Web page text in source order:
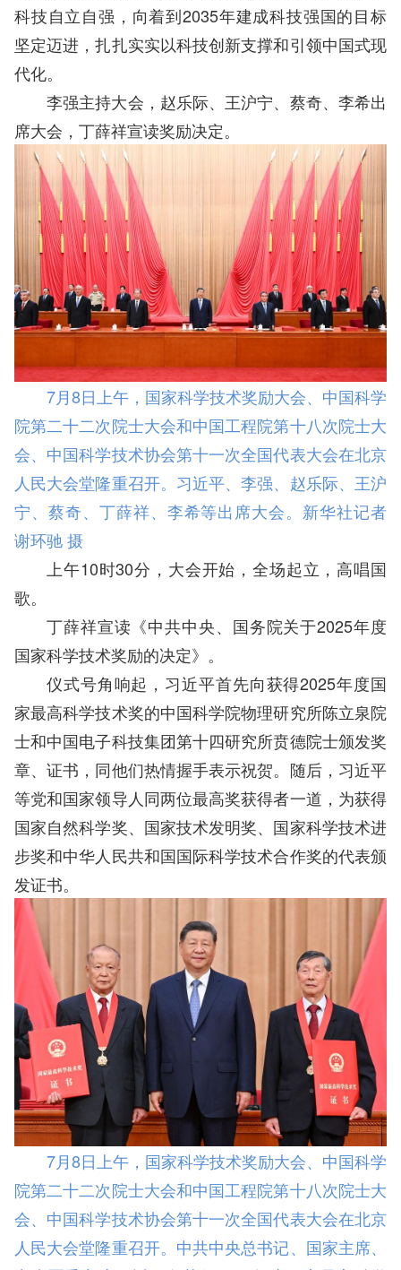
科技自立自强，向着到2035年建成科技强国的目标
坚定迈进，扎扎实实以科技创新支撑和引领中国式现
代化。
李强主持大会，赵乐际、王沪宁、蔡奇、李希出
席大会，丁薛祥宣读奖励决定。
7月8日上午，国家科学技术奖励大会、中国科学
院第二十二次院士大会和中国工程院第十八次院士大
会、中国科学技术协会第十一次全国代表大会在北京
人民大会堂隆重召开。习近平、李强、赵乐际、王沪
宁、蔡奇、丁薛祥、李希等出席大会。新华社记者
谢环驰 摄
上午10时30分，大会开始，全场起立，高唱国
歌。
丁薛祥宣读《中共中央、国务院关于2025年度
国家科学技术奖励的决定》。
仪式号角响起，习近平首先向获得2025年度国
家最高科学技术奖的中国科学院物理研究所陈立泉院
士和中国电子科技集团第十四研究所贲德院士颁发奖
章、证书，同他们热情握手表示祝贺。随后，习近平
等党和国家领导人同两位最高奖获得者一道，为获得
国家自然科学奖、国家技术发明奖、国家科学技术进
步奖和中华人民共和国国际科学技术合作奖的代表颁
发证书。
7月8日上午，国家科学技术奖励大会、中国科学
院第二十二次院士大会和中国工程院第十八次院士大
会、中国科学技术协会第十一次全国代表大会在北京
人民大会堂隆重召开。中共中央总书记、国家主席、